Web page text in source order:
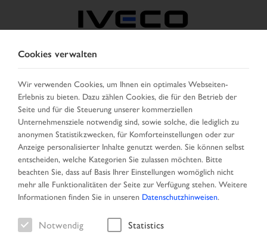
ÖSTERREICH
LAND AUSWÄHLEN SPRACHE ÄNDERN
Toggle
navigation
MENU
Händler
Cookies verwalten
Wir verwenden Cookies, um Ihnen ein optimales Webseiten-
Erlebnis zu bieten. Dazu zählen Cookies, die für den Betrieb der
Seite und für die Steuerung unserer kommerziellen
Unternehmensziele notwendig sind, sowie solche, die lediglich zu
anonymen Statistikzwecken, für Komforteinstellungen oder zur
Anzeige personalisierter Inhalte genutzt werden. Sie können selbst
entscheiden, welche Kategorien Sie zulassen möchten. Bitte
beachten Sie, dass auf Basis Ihrer Einstellungen womöglich nicht
mehr alle Funktionalitäten der Seite zur Verfügung stehen. Weitere
Informationen finden Sie in unseren Datenschutzhinweisen.
Notwendig Statistics